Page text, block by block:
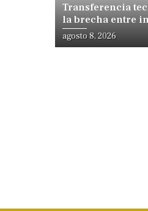
Transferencia
la brecha entre
operaciones
agosto 8, 2026